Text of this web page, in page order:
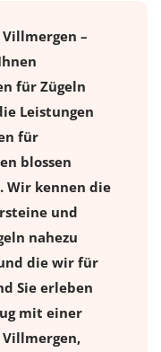
–
für Zügeln
Leistungen
für
blossen
Wir kennen die
und
nahezu
die wir für
Sie erleben
mit einer